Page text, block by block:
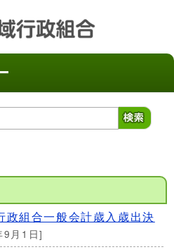
政組合一般会計歳入歳出決
月1日]